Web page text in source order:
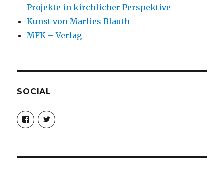
Projekte in kirchlicher Perspektive
Kunst von Marlies Blauth
MFK – Verlag
SOCIAL
Profil
von
christoph.fleischer1
anzeigen
Profil
von
anzeigen